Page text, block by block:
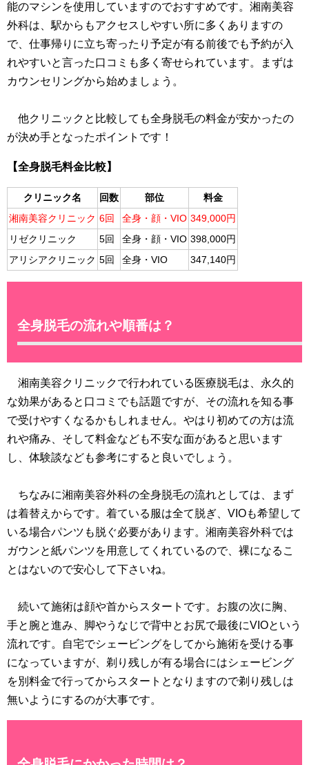
能のマシンを使用していますのでおすすめです。湘南美容
外科は、駅からもアクセスしやすい所に多くありますの
で、仕事帰りに立ち寄ったり予定が有る前後でも予約が入
れやすいと言った口コミも多く寄せられています。まずは
カウンセリングから始めましょう。
他クリニックと比較しても全身脱毛の料金が安かったの
が決め手となったポイントです！
【全身脱毛料金比較】
クリニック名 回数 部位
料金
湘南美容クリニック 6回 全身・顔・VIO 349,000円
リゼクリニック
5回 全身・顔・VIO 398,000円
アリシアクリニック 5回 全身・VIO 347,140円
全身脱毛の流れや順番は？
湘南美容クリニックで行われている医療脱毛は、永久的
な効果があると口コミでも話題ですが、その流れを知る事
で受けやすくなるかもしれません。やはり初めての方は流
れや痛み、そして料金なども不安な面があると思います
し、体験談なども参考にすると良いでしょう。
ちなみに湘南美容外科の全身脱毛の流れとしては、まず
は着替えからです。着ている服は全て脱ぎ、VIOも希望して
いる場合パンツも脱ぐ必要があります。湘南美容外科では
ガウンと紙パンツを用意してくれているので、裸になるこ
とはないので安心して下さいね。
続いて施術は顔や首からスタートです。お腹の次に胸、
手と腕と進み、脚やうなじで背中とお尻で最後にVIOという
流れです。自宅でシェービングをしてから施術を受ける事
になっていますが、剃り残しが有る場合にはシェービング
を別料金で行ってからスタートとなりますので剃り残しは
無いようにするのが大事です。